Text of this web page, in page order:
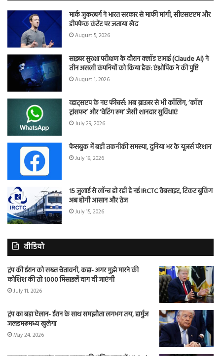
मार्क जुकरबर्ग ने भारत सरकार से माफी मांगी, सीएसएएम और
डीपफेक कंटेंट पर जताया खेद
August 5, 2026
साइबर सुरक्षा परीक्षण के दौरान क्लॉड एआई (Claude AI) ने
तीन असली कंपनियों को किया हैक: एंथ्रोपिक ने की पुष्टि
August 1, 2026
व्हाट्सएप के नए फीचर्स: अब ब्राउजर से भी कॉलिंग, ‘कॉल
ट्रांसफर’ और ‘वेटिंग रूम’ जैसी शानदार सुविधाएं
July 29, 2026
फेसबुक में बड़ी तकनीकी समस्या, दुनिया भर के यूजर्स परेशान
July 19, 2026
15 जुलाई से लॉन्च हो रही है नई IRCTC वेबसाइट, टिकट बुकिंग
अब होगी आसान और तेज
July 15, 2026
वीडियो
ट्रंप की ईरान को सख्त चेतावनी, कहा- अगर मुझे मारने की
कोशिश की तो 1000 मिसाइलें दाग दी जाएंगी
July 11, 2026
ट्रंप का बड़ा ऐलान- ईरान के साथ समझौता लगभग तय, हार्मुज
जलडमरूमध्य खुलेगा
May 24, 2026